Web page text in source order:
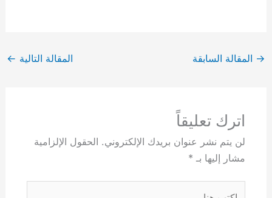
→ المقالة السابقة المقالة التالية ←
اترك تعليقاً
لن يتم نشر عنوان بريدك الإلكتروني. الحقول الإلزامية
مشار إليها بـ *